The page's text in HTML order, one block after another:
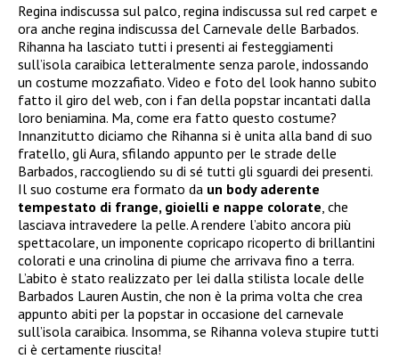
Regina indiscussa sul palco, regina indiscussa sul red carpet e
ora anche regina indiscussa del Carnevale delle Barbados.
Rihanna ha lasciato tutti i presenti ai festeggiamenti
sull’isola caraibica letteralmente senza parole, indossando
un costume mozzafiato. Video e foto del look hanno subito
fatto il giro del web, con i fan della popstar incantati dalla
loro beniamina. Ma, come era fatto questo costume?
Innanzitutto diciamo che Rihanna si è unita alla band di suo
fratello, gli Aura, sfilando appunto per le strade delle
Barbados, raccogliendo su di sé tutti gli sguardi dei presenti.
Il suo costume era formato da un body aderente
tempestato di frange, gioielli e nappe colorate , che
lasciava intravedere la pelle. A rendere l’abito ancora più
spettacolare, un imponente copricapo ricoperto di brillantini
colorati e una crinolina di piume che arrivava fino a terra.
L’abito è stato realizzato per lei dalla stilista locale delle
Barbados Lauren Austin, che non è la prima volta che crea
appunto abiti per la popstar in occasione del carnevale
sull’isola caraibica. Insomma, se Rihanna voleva stupire tutti
ci è certamente riuscita!